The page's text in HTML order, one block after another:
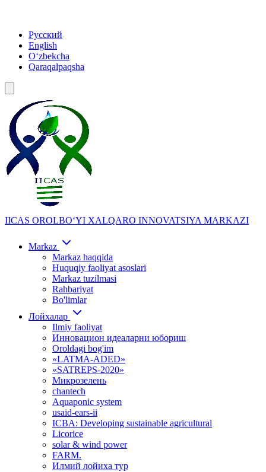
Русский
English
Oʻzbekcha
Qaraqalpaqsha
IICAS OROLBOʻYI XALQARO INNOVATSIYA MARKAZI
Markaz
Markaz haqqida
Huquqiy faoliyat asoslari
Markaz tuzilmasi
Rahbariyat
Bo'limlar
Лойхалар
Ilmiy faoliyat
Инновацион идеаларни юбориш
Oroldagi bog'im
«LATMA-ADED»
«SATREPS-2020»
Микрозелень
chantech
Aquaponic system
usaid-ears-ii
ICBA: Developing sustainable agricultural
Licorice
solar & wind power
FARM.
Илмий лойиха тур